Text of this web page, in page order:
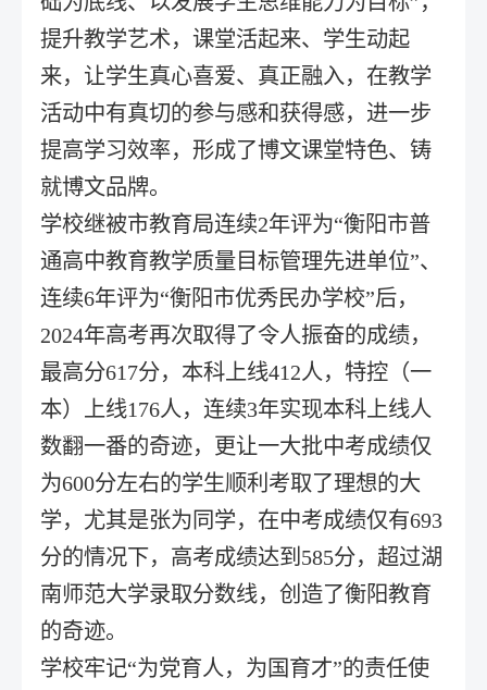
提升教学艺术，课堂活起来、学生动起
来，让学生真心喜爱、真正融入，在教学
活动中有真切的参与感和获得感，进一步
提高学习效率，形成了博文课堂特色、铸
就博文品牌。
学校继被市教育局连续2年评为“衡阳市普
通高中教育教学质量目标管理先进单位”、
连续6年评为“衡阳市优秀民办学校”后，
2024年高考再次取得了令人振奋的成绩，
最高分617分，本科上线412人，特控（一
本）上线176人，连续3年实现本科上线人
数翻一番的奇迹，更让一大批中考成绩仅
为600分左右的学生顺利考取了理想的大
学，尤其是张为同学，在中考成绩仅有693
分的情况下，高考成绩达到585分，超过湖
南师范大学录取分数线，创造了衡阳教育
的奇迹。
学校牢记“为党育人，为国育才”的责任使